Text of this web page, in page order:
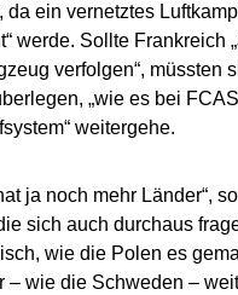
da ein vernetztes
werde. Sollte Frankreich
verfolgen“, müssten
„wie es bei
weitergehe.
ja noch mehr Länder“,
sich auch durchaus
wie die Polen es
– wie die Schweden –